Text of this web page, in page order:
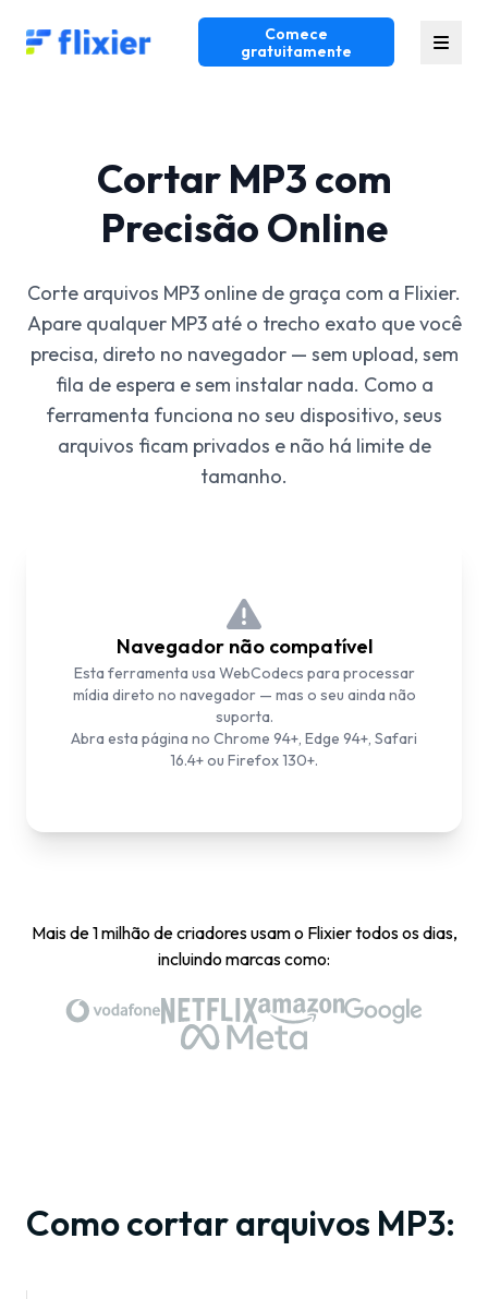
Flixier logo - Home
Comece
gratuitamente
Cortar MP3 com
Precisão Online
Corte arquivos MP3 online de graça com a Flixier.
Apare qualquer MP3 até o trecho exato que você
precisa, direto no navegador — sem upload, sem
fila de espera e sem instalar nada. Como a
ferramenta funciona no seu dispositivo, seus
arquivos ficam privados e não há limite de
tamanho.
Navegador não compatível
Esta ferramenta usa WebCodecs para processar
mídia direto no navegador — mas o seu ainda não
suporta.
Abra esta página no Chrome 94+, Edge 94+, Safari
16.4+ ou Firefox 130+.
Mais de 1 milhão de criadores usam o Flixier todos os dias,
incluindo marcas como:
Como cortar arquivos MP3: